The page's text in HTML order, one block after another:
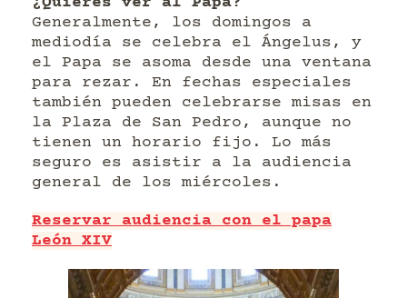
Generalmente, los domingos a
mediodía se celebra el Ángelus, y
el Papa se asoma desde una ventana
para rezar. En fechas especiales
también pueden celebrarse misas en
la Plaza de San Pedro, aunque no
tienen un horario fijo. Lo más
seguro es asistir a la audiencia
general de los miércoles.
Reservar audiencia con el papa
León XIV